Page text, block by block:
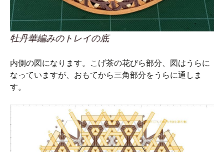
牡丹華編みのトレイの底
内側の図になります。こげ茶の花びら部分、図はうらに
なっていますが、おもてから三角部分をうらに通しま
す。